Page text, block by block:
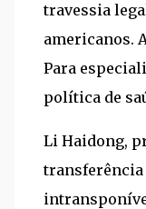
travessia
americanos.
Para
política de
Li Haidong,
transferência